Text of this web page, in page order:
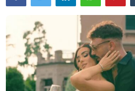
SPORT
SHENDETI
JETA